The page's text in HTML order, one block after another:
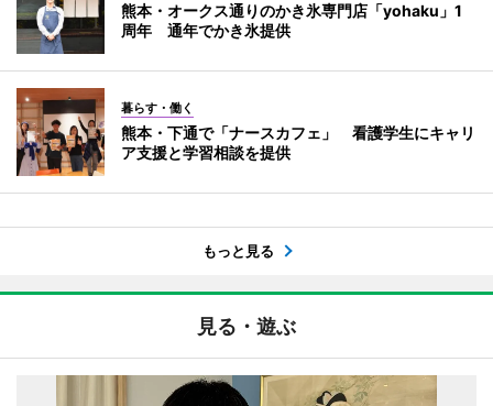
熊本・オークス通りのかき氷専門店「yohaku」1
周年 通年でかき氷提供
暮らす・働く
熊本・下通で「ナースカフェ」 看護学生にキャリ
ア支援と学習相談を提供
もっと見る
見る・遊ぶ